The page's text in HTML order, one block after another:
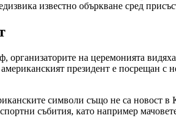
известно объркване сред
организаторите на церемонията
президент е посрещан
символи също не са новост
събития, като например